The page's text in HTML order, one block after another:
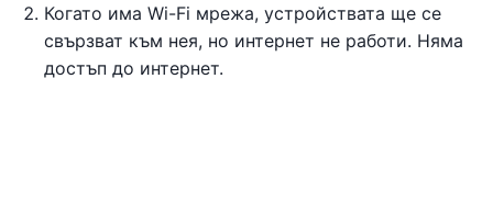
Когато има Wi-Fi мрежа, устройствата ще се
свързват към нея, но интернет не работи. Няма
достъп до интернет.